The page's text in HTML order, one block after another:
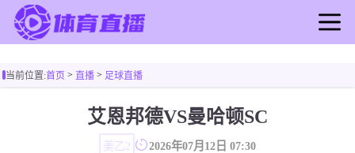
足球直播
当前位置:首页> 直播> 足球直播
艾恩邦德VS曼哈顿SC
美乙2 2026年07月12日 07:30